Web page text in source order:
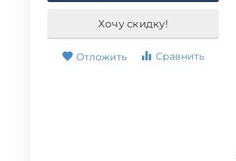
Хочу скидку!
Отложить Сравнить